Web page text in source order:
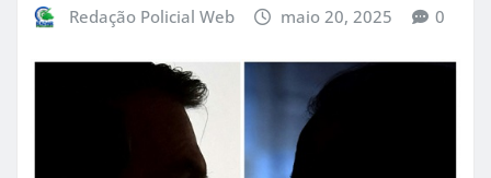
Redação Policial Web maio 20, 2025 0